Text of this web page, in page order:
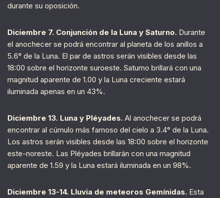
durante su oposición.
Diciembre 7. Conjunción de la Luna y Saturno. Durante
el anochecer se podrá encontrar al planeta de los anillos a
5.6° de la Luna. El par de astros serán visibles desde las
18:00 sobre el horizonte suroeste. Saturno brillará con una
magnitud aparente de 1.00 y la Luna creciente estará
iluminada apenas en un 43%.
Diciembre 13. Luna y Pléyades. Al anochecer se podrá
encontrar al cúmulo más famoso del cielo a 3.4° de la Luna.
Los astros serán visibles desde las 18:00 sobre el horizonte
este-noreste. Las Pléyades brillarán con una magnitud
aparente de 1.59 y la Luna estará iluminada en un 98%.
Diciembre 13-14. Lluvia de meteoros Gemínidas. Esta